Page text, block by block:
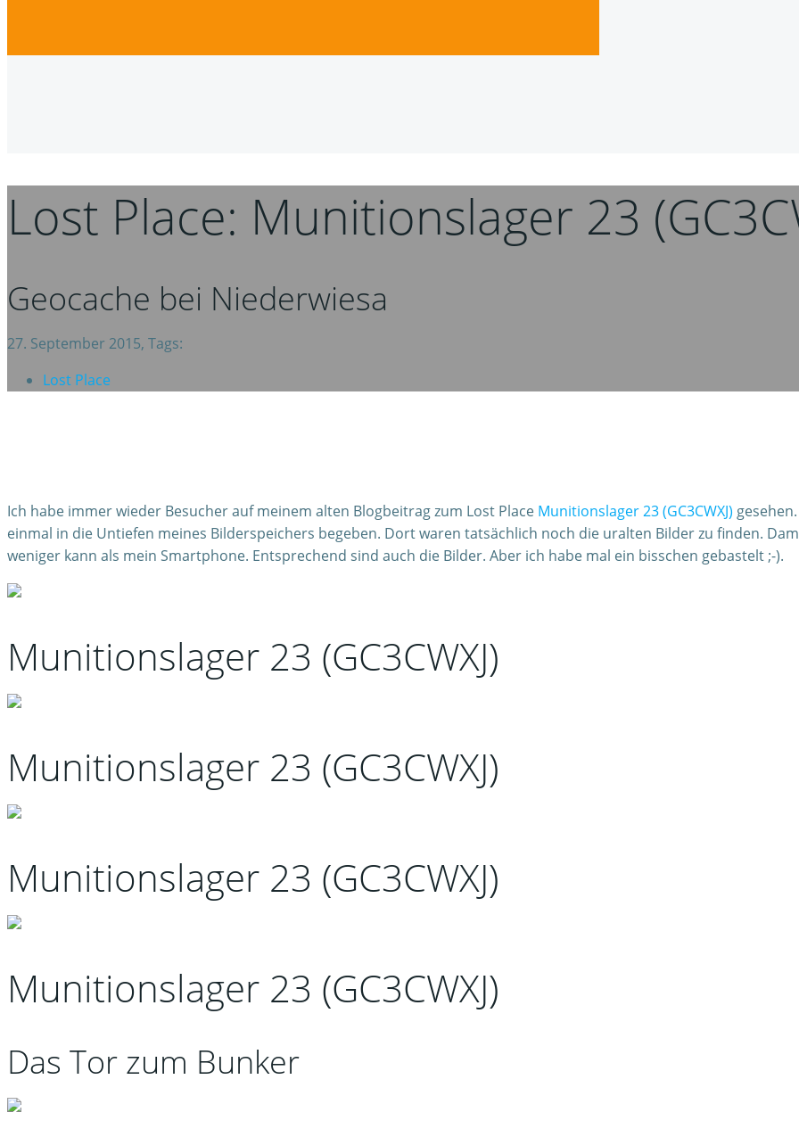
Lost Place: Munitionslager 23
Geocache bei Niederwiesa
27. September 2015, Tags:
Lost Place
Ich habe immer wieder Besucher auf meinem alten Blogbeitrag zum Lost Place Munitionslager 23 (GC3CWXJ)
einmal in die Untiefen meines Bilderspeichers begeben. Dort waren tatsächlich noch die uralten Bilder zu finden.
weniger kann als mein Smartphone. Entsprechend sind auch die Bilder. Aber ich habe mal ein bisschen gebastelt ;-).
Munitionslager 23 (GC3CWXJ)
Munitionslager 23 (GC3CWXJ)
Munitionslager 23 (GC3CWXJ)
Munitionslager 23 (GC3CWXJ)
Das Tor zum Bunker